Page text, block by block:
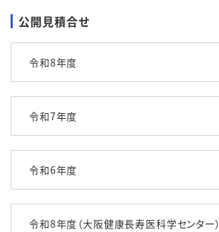
公開見積合せ
令和8年度
令和7年度
令和6年度
令和8年度（大阪健康長寿医科学センター）